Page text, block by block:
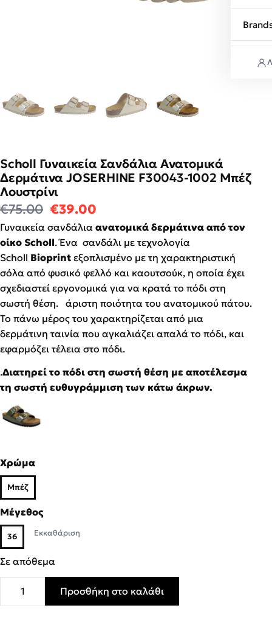
Scholl Γυναικεία Σανδάλια Ανατομικά
Δερμάτινα JOSERHINE F30043-1002 Μπέζ
Λουστρίνι
€75.00 Original price was: €75.00.
€39.00
Γυναικεία σανδάλια ανατομικά δερμάτινα από τον
οίκο Scholl. Ένα σανδάλι με τεχνολογία
Scholl Bioprint εξοπλισμένο με τη χαρακτηριστική
σόλα από φυσικό φελλό και καουτσούκ, η οποία έχει
σχεδιαστεί εργονομικά για να κρατά το πόδι στη
σωστή θέση. άριστη ποιότητα του ανατομικού πάτου.
Το πάνω μέρος του χαρακτηρίζεται από μια
δερμάτινη ταινία που αγκαλιάζει απαλά το πόδι, και
εφαρμόζει τέλεια στο πόδι.
.Διατηρεί το πόδι στη σωστή θέση με αποτέλεσμα
τη σωστή ευθυγράμμιση των κάτω άκρων.
Χρώμα
Μπέζ
Μέγεθος
36 Εκκαθάριση
Σε απόθεμα
Scholl Γυναικεία Σανδάλια Ανατομικά Δερμάτινα
Προσθήκη στο καλάθι